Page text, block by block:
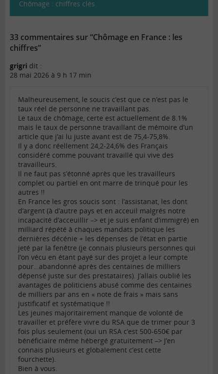
Chômage : chiffres clés
33 commentaires sur “Chômage en France : les
chiffres”
grigri dit :
28 mai 2026 à 9 h 17 min
Malheureusement, le soucis c’est que ce n’est pas le
taux réel de personne ne travaillant pas.
Le taux de chômage, certe est actuellement de 8.1%
mais le taux de personne travaillant de mémoire d’un
article que j’ai lu juste avant est de 75,4-75,8%.
Il y a donc réellement 24,2-24,6% des Français
considéré comme pouvant travaillé qui vive des
travailleurs.
Il ne faut pas s’étonné après que les travailleurs
complet ou partiel en ont marre de trinqué pour les
autres !!
En France les gros soucis sont : l’assistanat, les dont
d’argent (à d’autre pays et en acceuil malgrés notre
incapacité d’acceuillir –> et je suis enfant d’immigré) en
milliard répété à chaques mandats politique les
dernières décénie + les dépenses de l’état en partie
jeté par la fenêtre (je connais plusieurs personnes qui
l’on vécu en étant payé sur des projet a leur compte
pour…abandonné après des centaines de milliers
dépensé juste sur des prestataires). J’allais oublié les
avantages de politiciens abusé comme des centaines
de milliers par ans en « note de frais » mais sans
justificatif et systématique !!
Les jeunes majoritairement manque de volonté de
travailler et préfère vivre du RSA que de trimer pour 3
fois plus seulement (oui un RSA c’est 500-650€ par
bénéficiaire même hébergé gratuitement –> J’en
connais plusieurs et globalement c’est cette
fourchette).
Bien à vous.